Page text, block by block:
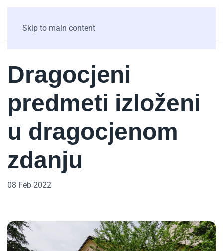
Skip to main content
Dragocjeni
predmeti izloženi
u dragocjenom
zdanju
08 Feb 2022